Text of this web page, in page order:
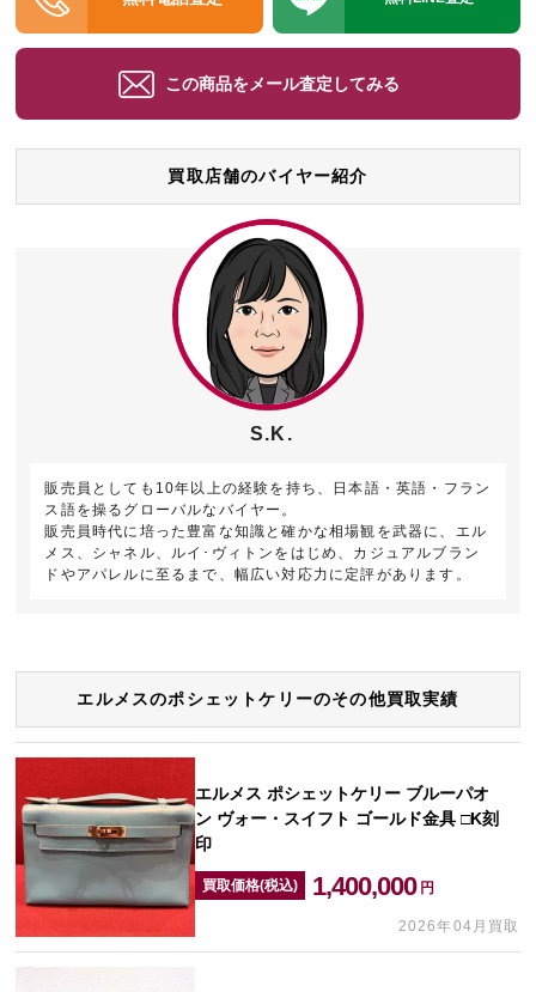
この商品をメール査定してみる
買取店舗のバイヤー紹介
S.K.
販売員としても10年以上の経験を持ち、日本語・英語・フラン
ス語を操るグローバルなバイヤー。
販売員時代に培った豊富な知識と確かな相場観を武器に、エル
メス、シャネル、ルイ･ヴィトンをはじめ、カジュアルブラン
ドやアパレルに至るまで、幅広い対応力に定評があります。
エルメスのポシェットケリーのその他買取実績
エルメス ポシェットケリー ブルーパオ
ン ヴォー・スイフト ゴールド金具 □K刻
印
買取価格(税込) 1,400,000 円
2026年04月買取